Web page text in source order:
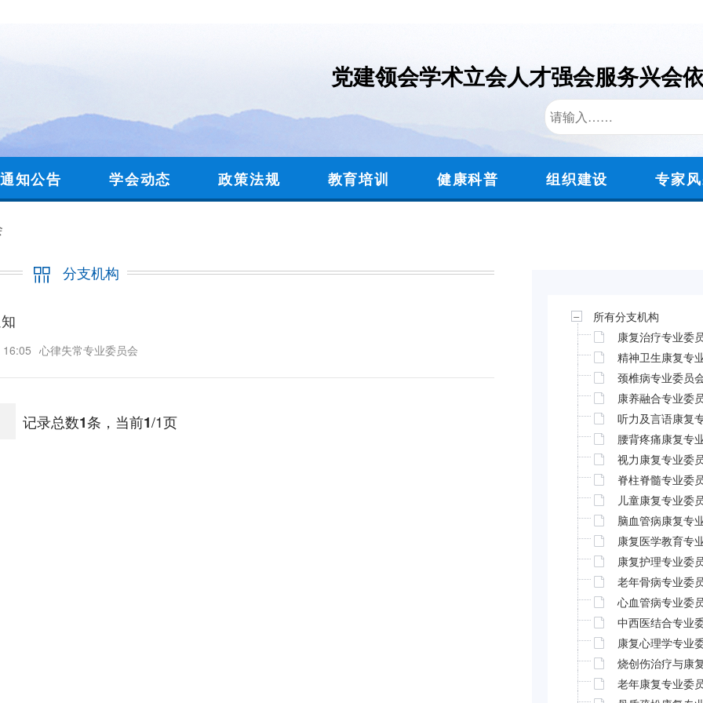
党建领会学术立会人才强会服务兴会
通知公告 学会动态 政策法规 教育培训 健康科普 组织建设 专家
分支机构
心律失常专业委员会
记录总数1条，当前1/1页
所有分支机构
康复治疗专业委
精神卫生康复专
颈椎病专业委员
康养融合专业委
听力及言语康复
腰背疼痛康复专
视力康复专业委
脊柱脊髓专业委
儿童康复专业委
脑血管病康复专
康复医学教育专
康复护理专业委
老年骨病专业委
心血管病专业委
中西医结合专业
康复心理学专业
烧创伤治疗与康
老年康复专业委